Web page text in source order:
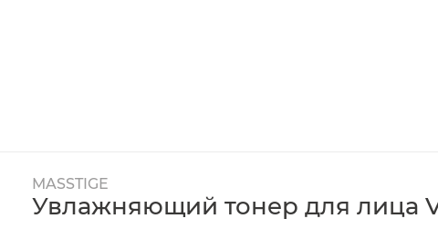
MASSTIGE
Увлажняющий тонер для лица